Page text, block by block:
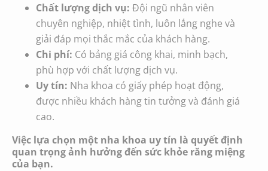
Chất lượng dịch vụ: Đội ngũ nhân viên
chuyên nghiệp, nhiệt tình, luôn lắng nghe và
giải đáp mọi thắc mắc của khách hàng.
Chi phí: Có bảng giá công khai, minh bạch,
phù hợp với chất lượng dịch vụ.
Uy tín: Nha khoa có giấy phép hoạt động,
được nhiều khách hàng tin tưởng và đánh giá
cao.
Việc lựa chọn một nha khoa uy tín là quyết định
quan trọng ảnh hưởng đến sức khỏe răng miệng
của bạn.